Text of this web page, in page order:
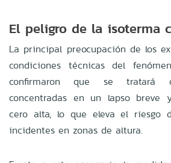
El peligro de la isoterma
La principal preocupación de los
condiciones técnicas del
confirmaron que se tratará
concentradas en un lapso breve
cero alta, lo que eleva el riesgo
incidentes en zonas de altura.